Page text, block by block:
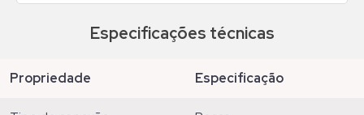
Especificações técnicas
propriedade especificação